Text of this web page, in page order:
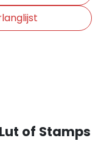
of Stamps